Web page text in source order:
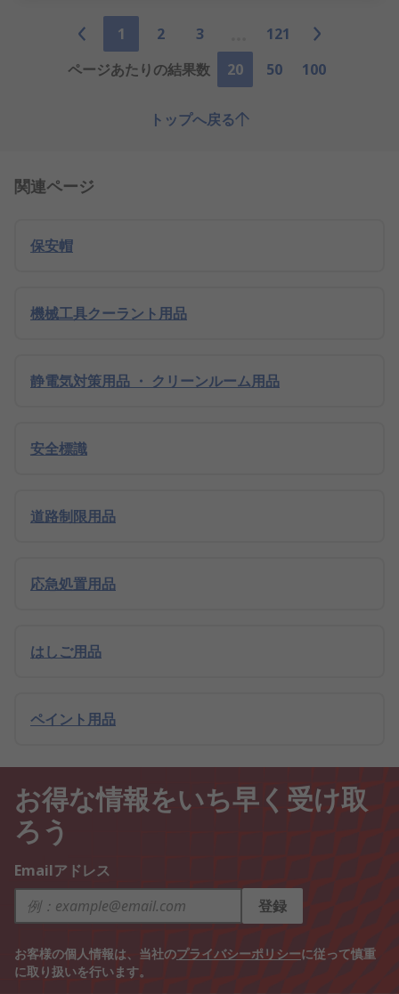
1 2 3
121
ページあたりの結果数
20 50 100
トップへ戻る
関連ページ
保安帽
機械工具クーラント用品
静電気対策用品 ・ クリーンルーム用品
安全標識
道路制限用品
応急処置用品
はしご用品
ペイント用品
お得な情報をいち早く受け取
ろう
Emailアドレス
登録
お客様の個人情報は、当社のプライバシーポリシーに従って慎重
に取り扱いを行います。